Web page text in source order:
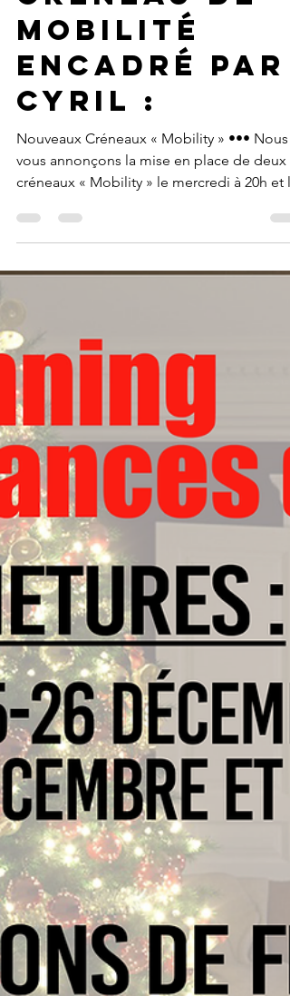
créneau de
mobilité
encadré par
cyril :
Nouveaux Créneaux « Mobility » ••• Nous
vous annonçons la mise en place de deux
créneaux « Mobility » le mercredi à 20h et le
samedi (1...